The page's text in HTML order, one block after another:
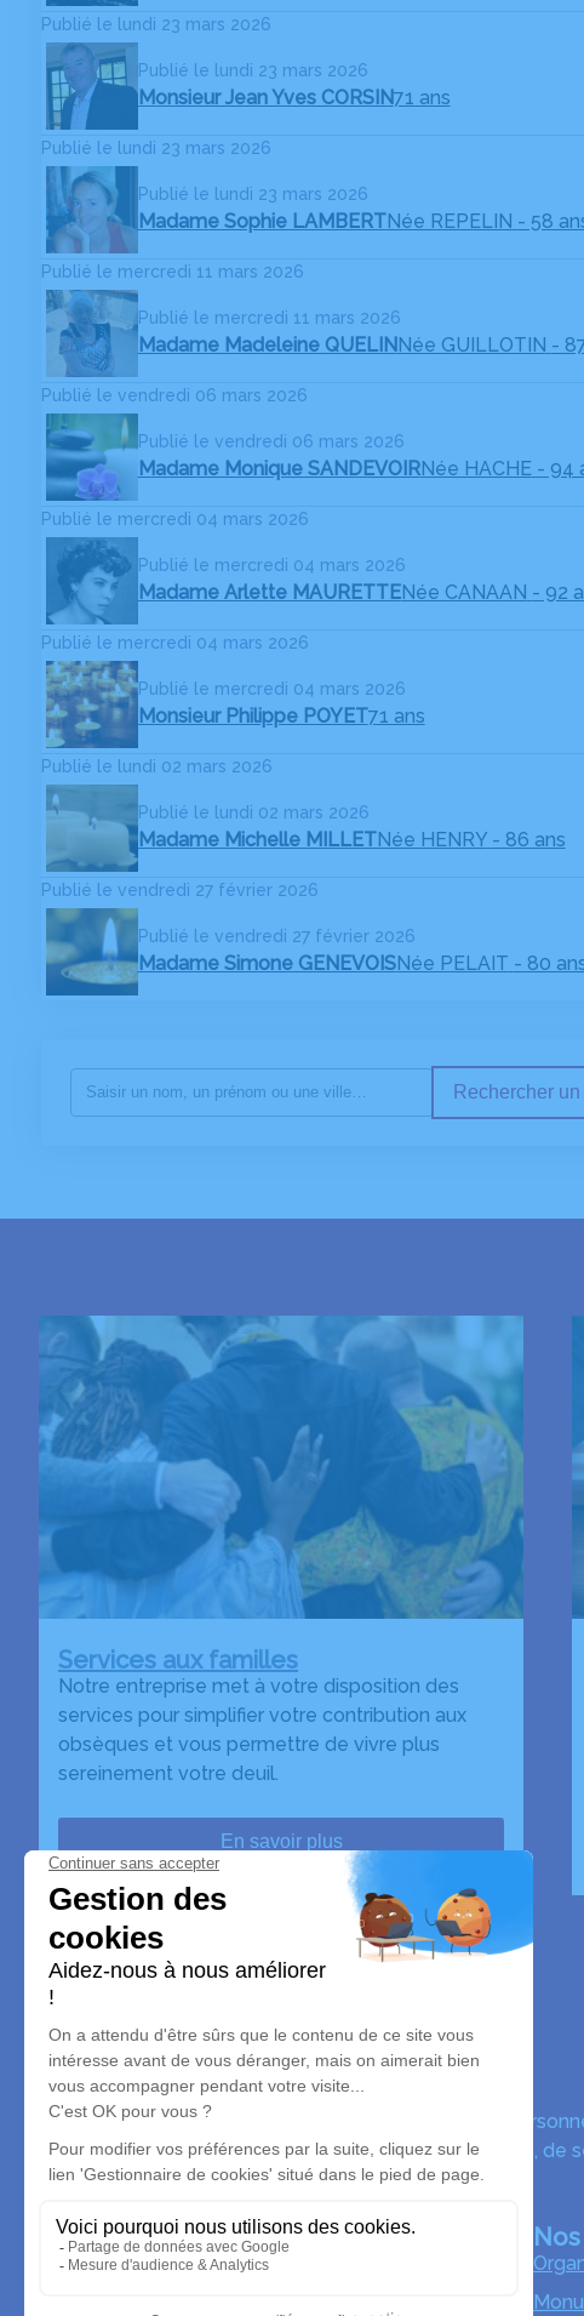
Publié le lundi 23 mars 2026
Publié le lundi 23 mars 2026
Monsieur Jean Yves CORSIN71 ans
Publié le lundi 23 mars 2026
Publié le lundi 23 mars 2026
Madame Sophie LAMBERTNée REPELIN - 58
Publié le mercredi 11 mars 2026
Publié le mercredi 11 mars 2026
Madame Madeleine QUELIN Née GUILLOTIN -
Publié le vendredi 06 mars 2026
Publié le vendredi 06 mars 2026
Madame Monique SANDEVOIRNée HACHE - 94
Publié le mercredi 04 mars 2026
Publié le mercredi 04 mars 2026
Madame Arlette MAURETTENée CANAAN - 92
Publié le mercredi 04 mars 2026
Publié le mercredi 04 mars 2026
Monsieur Philippe POYET71 ans
Publié le lundi 02 mars 2026
Publié le lundi 02 mars 2026
Madame Michelle MILLETNée HENRY - 86 ans
Publié le vendredi 27 février 2026
Publié le vendredi 27 février 2026
Madame Simone GENEVOISNée PELAIT - 80
Rechercher
Services aux familles
Notre entreprise met à votre disposition des
services pour simplifier votre contribution aux
obsèques et vous permettre de vivre plus
sereinement votre deuil.
En savoir plus
Espace Funéraire Guittat
Nos équipes vous aident à honorer la mémoire de la
perpétuer son souvenir dans le respect de ses volontés, de
avec dignité dans son dernier voyage.